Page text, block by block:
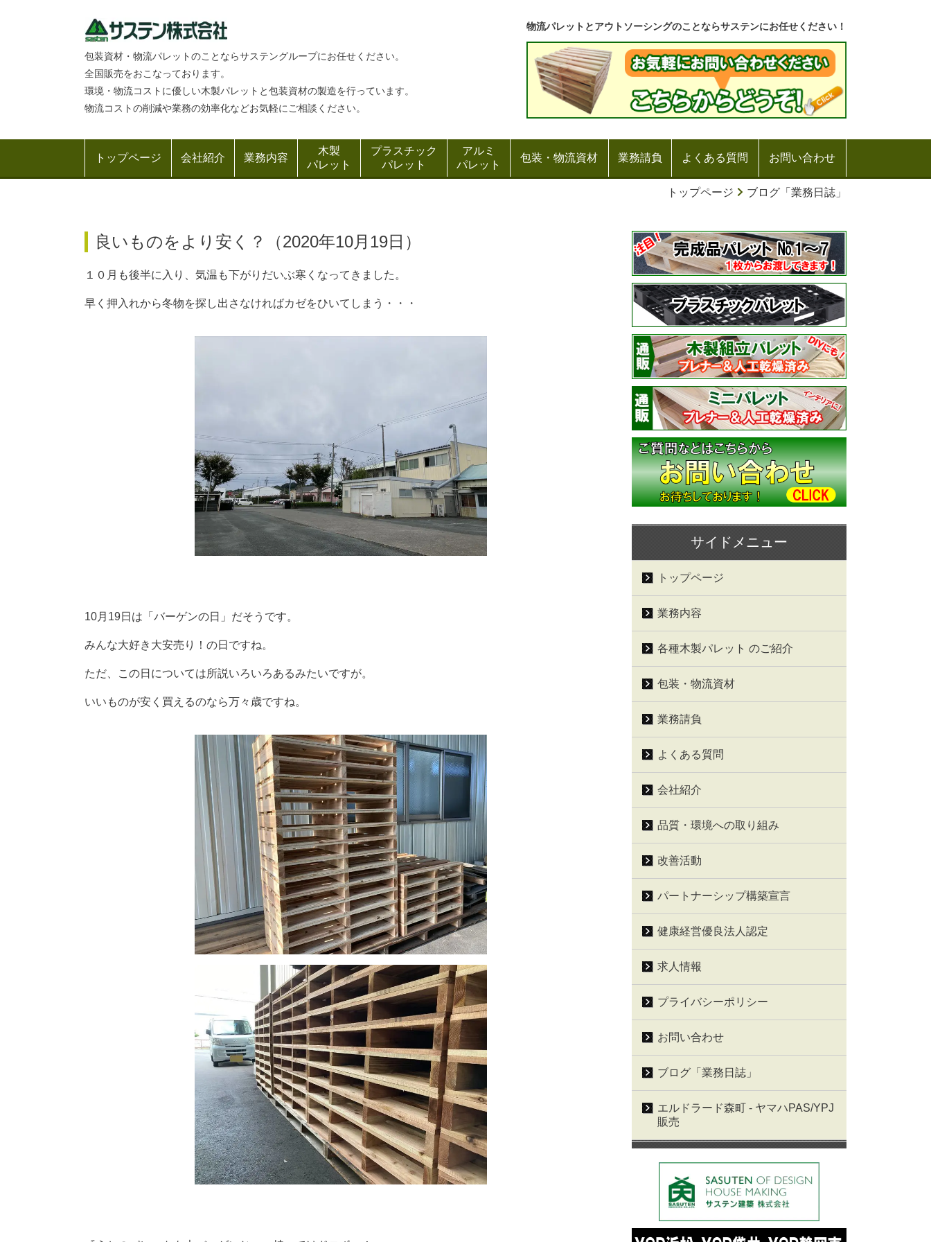
包装資材・物流パレットのことならサステングループにお任せください。
全国販売をおこなっております。
環境・物流コストに優しい木製パレットと包装資材の製造を行っています。
物流コストの削減や業務の効率化などお気軽にご相談ください。
物流パレットとアウトソーシングのことならサステンにお任せください！
トップページ 会社紹介 業務内容
木製
パレット
プラスチック
パレット
アルミ
パレット
包装・物流資材 業務請負 よくある質問 お問い合わせ
トップページ ブログ「業務日誌」
良いものをより安く？（2020年10月19日）
１０月も後半に入り、気温も下がりだいぶ寒くなってきました。
早く押入れから冬物を探し出さなければカゼをひいてしまう・・・
10月19日は「バーゲンの日」だそうです。
みんな大好き大安売り！の日ですね。
ただ、この日については所説いろいろあるみたいですが。
いいものが安く買えるのなら万々歳ですね。
サイドメニュー
トップページ
業務内容
各種木製パレット のご紹介
包装・物流資材
業務請負
よくある質問
会社紹介
品質・環境への取り組み
改善活動
パートナーシップ構築宣言
健康経営優良法人認定
求人情報
プライバシーポリシー
お問い合わせ
ブログ「業務日誌」
エルドラード森町 - ヤマハPAS/YPJ
販売